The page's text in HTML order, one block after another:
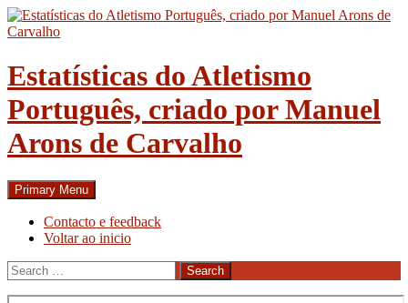
Skip
to
Estatísticas do Atletismo
Português, criado por Manuel
Arons de Carvalho
Search
Primary Menu
Contacto e feedback
Voltar ao inicio
Search
for: